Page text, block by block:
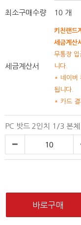
최소구매수량 10 개
세금계산서
키친랜드
세금계산
무통장
니다.
* 네이버
됩니다.
* 카드 결
PC 밧드 2인치 1/3 본체